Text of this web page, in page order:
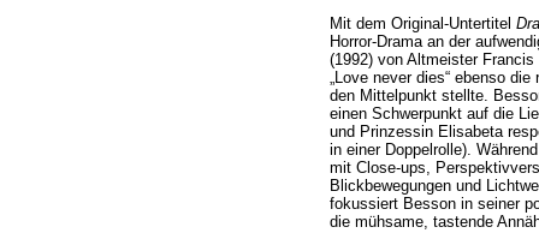
Mit dem Original-Untertitel
Horror-Drama an der
(1992) von Altmeister
„Love never dies“ ebenso
den Mittelpunkt stellte.
einen Schwerpunkt auf die
und Prinzessin Elisabeta
in einer Doppelrolle).
mit Close-ups,
Blickbewegungen und
fokussiert Besson in seiner
die mühsame, tastende